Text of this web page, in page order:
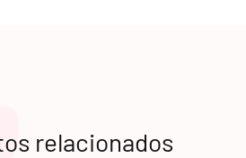
relacionados